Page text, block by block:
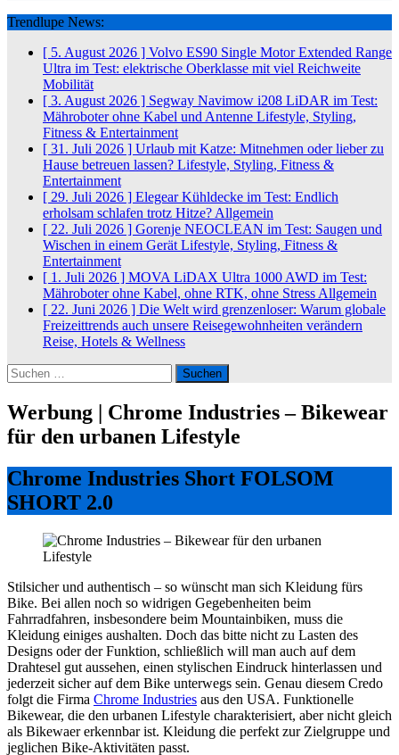
Trendlupe News:
[ 5. August 2026 ] Volvo ES90 Single Motor Extended Range
Ultra im Test: elektrische Oberklasse mit viel Reichweite
Mobilität
[ 3. August 2026 ] Segway Navimow i208 LiDAR im Test:
Mähroboter ohne Kabel und Antenne Lifestyle, Styling,
Fitness & Entertainment
[ 31. Juli 2026 ] Urlaub mit Katze: Mitnehmen oder lieber zu
Hause betreuen lassen? Lifestyle, Styling, Fitness &
Entertainment
[ 29. Juli 2026 ] Elegear Kühldecke im Test: Endlich
erholsam schlafen trotz Hitze? Allgemein
[ 22. Juli 2026 ] Gorenje NEOCLEAN im Test: Saugen und
Wischen in einem Gerät Lifestyle, Styling, Fitness &
Entertainment
[ 1. Juli 2026 ] MOVA LiDAX Ultra 1000 AWD im Test:
Mähroboter ohne Kabel, ohne RTK, ohne Stress Allgemein
[ 22. Juni 2026 ] Die Welt wird grenzenloser: Warum globale
Freizeittrends auch unsere Reisegewohnheiten verändern
Reise, Hotels & Wellness
Suchen
nach:
Werbung | Chrome Industries – Bikewear
für den urbanen Lifestyle
Chrome Industries Short FOLSOM
SHORT 2.0
Stilsicher und authentisch – so wünscht man sich Kleidung fürs
Bike. Bei allen noch so widrigen Gegebenheiten beim
Fahrradfahren, insbesondere beim Mountainbiken, muss die
Kleidung einiges aushalten. Doch das bitte nicht zu Lasten des
Designs oder der Funktion, schließlich will man auch auf dem
Drahtesel gut aussehen, einen stylischen Eindruck hinterlassen und
jederzeit sicher auf dem Bike unterwegs sein. Genau diesem Credo
folgt die Firma Chrome Industries aus den USA. Funktionelle
Bikewear, die den urbanen Lifestyle charakterisiert, aber nicht gleich
als Bikewaer erkennbar ist. Kleidung die perfekt zur Zielgruppe und
jeglichen Bike-Aktivitäten passt.